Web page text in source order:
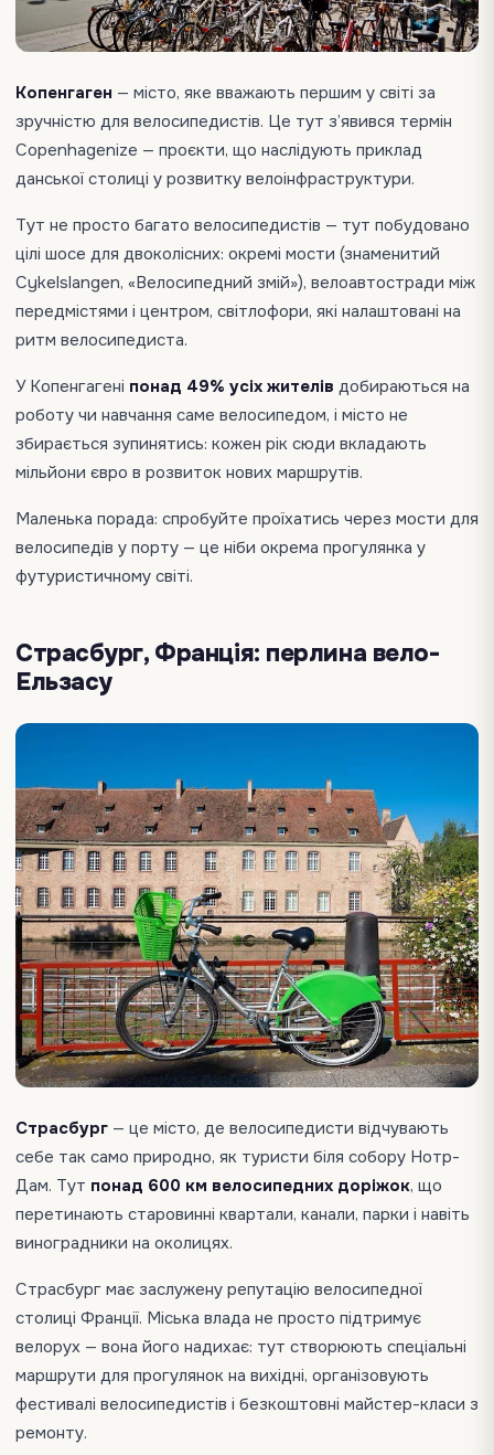
Копенгаген — місто, яке вважають першим у світі за
зручністю для велосипедистів. Це тут з’явився термін
Copenhagenize — проєкти, що наслідують приклад
данської столиці у розвитку велоінфраструктури.
Тут не просто багато велосипедистів — тут побудовано
цілі шосе для двоколісних: окремі мости (знаменитий
Cykelslangen, «Велосипедний змій»), велоавтостради між
передмістями і центром, світлофори, які налаштовані на
ритм велосипедиста.
У Копенгагені понад 49% усіх жителів добираються на
роботу чи навчання саме велосипедом, і місто не
збирається зупинятись: кожен рік сюди вкладають
мільйони євро в розвиток нових маршрутів.
Маленька порада: спробуйте проїхатись через мости для
велосипедів у порту — це ніби окрема прогулянка у
футуристичному світі.
Страсбург, Франція: перлина вело-
Ельзасу
Страсбург — це місто, де велосипедисти відчувають
себе так само природно, як туристи біля собору Нотр-
Дам. Тут понад 600 км велосипедних доріжок, що
перетинають старовинні квартали, канали, парки і навіть
виноградники на околицях.
Страсбург має заслужену репутацію велосипедної
столиці Франції. Міська влада не просто підтримує
велорух — вона його надихає: тут створюють спеціальні
маршрути для прогулянок на вихідні, організовують
фестивалі велосипедистів і безкоштовні майстер-класи з
ремонту.